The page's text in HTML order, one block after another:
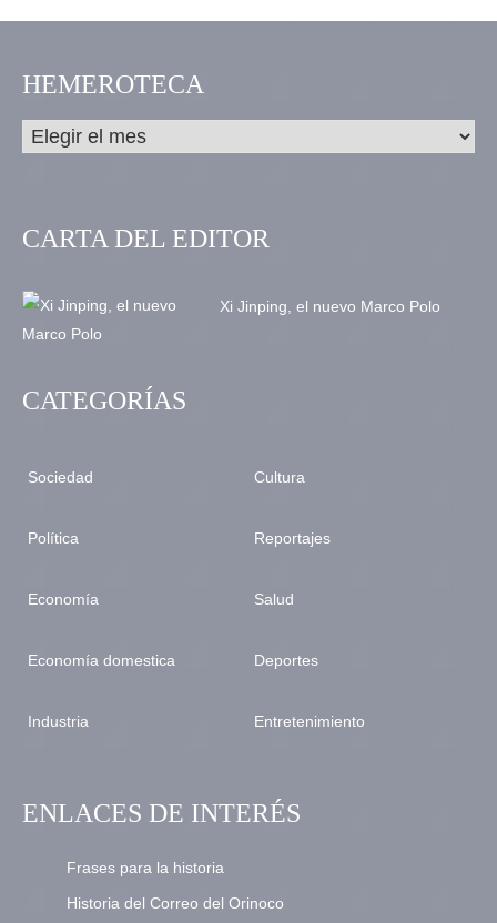
HEMEROTECA
CARTA DEL EDITOR
Xi Jinping, el nuevo Marco Polo
CATEGORÍAS
Sociedad
Política
Economía
Economía domestica
Industria
Cultura
Reportajes
Salud
Deportes
Entretenimiento
ENLACES DE INTERÉS
Frases para la historia
Historia del Correo del Orinoco